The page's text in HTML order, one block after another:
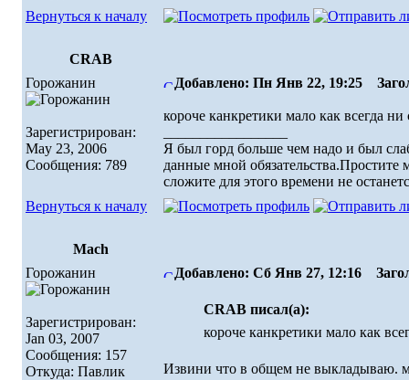
Вернуться к началу
CRAB
Горожанин
Зарегистрирован:
May 23, 2006
Сообщения: 789
Добавлено: Пн Янв 22, 19:25
короче канкретики мало как всегда
Я был горд больше чем надо и был
данные мной обязательства.Простите
сложите для этого времени не
Вернуться к началу
Mach
Горожанин
Зарегистрирован:
Jan 03, 2007
Сообщения: 157
Откуда: Павлик
Добавлено: Сб Янв 27, 12:16
CRAB писал(а):
короче канкретики мало как
Извини что в общем не выкладываю.